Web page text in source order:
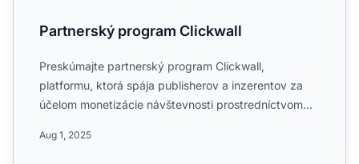
Partnerský program Clickwall
Preskúmajte partnerský program Clickwall,
platformu, ktorá spája publisherov a inzerentov za
účelom monetizácie návštevnosti prostredníctvom
Aug 1, 2025